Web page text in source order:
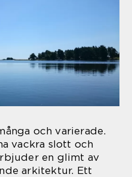
och varierade.
vackra slott och
en glimt av
arkitektur. Ett